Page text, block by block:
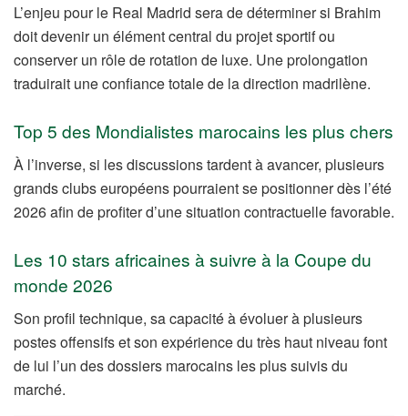
L’enjeu pour le Real Madrid sera de déterminer si Brahim
doit devenir un élément central du projet sportif ou
conserver un rôle de rotation de luxe. Une prolongation
traduirait une confiance totale de la direction madrilène.
Top 5 des Mondialistes marocains les plus chers
À l’inverse, si les discussions tardent à avancer, plusieurs
grands clubs européens pourraient se positionner dès l’été
2026 afin de profiter d’une situation contractuelle favorable.
Les 10 stars africaines à suivre à la Coupe du
monde 2026
Son profil technique, sa capacité à évoluer à plusieurs
postes offensifs et son expérience du très haut niveau font
de lui l’un des dossiers marocains les plus suivis du
marché.